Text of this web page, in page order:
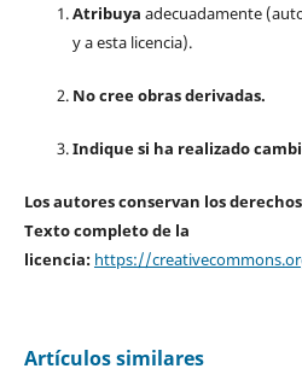
Atribuya adecuadamente
y a esta licencia).
No cree obras derivadas.
Indique si ha realizado
Los autores conservan los
Texto completo de la
licencia: https://
Artículos similares